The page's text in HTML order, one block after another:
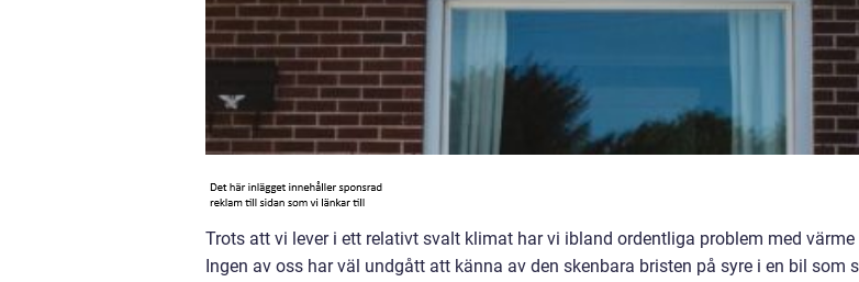
Trots att vi lever i ett relativt svalt klimat har vi ibland ordentliga problem med
Ingen av oss har väl undgått att känna av den skenbara bristen på syre i en bil som